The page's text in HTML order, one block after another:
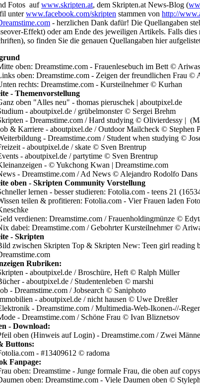
Fotos aufwww.skripten.at, dem Skripten.at News-Blog (
unterwww.facebook.com/skripten stammen von http://
- herzlichen Dank dafür! Die Quellangaben
Effekt) oder am Ende des jeweiligen Artikels. Falls
so finden Sie die genauen Quellangaben hier
oben: Dreamstime.com - Frauenlesebuch im Bett ©
oben: Dreamstime.com - Zeigen der freundlichen Frau ©
rechts: Dreamstime.com - Kursteilnehmer © Kurhan
- Themenvorstellung
oben "Alles neu" - thomas pieruschek | aboutpixel.de
- aboutpixel.de / grübelmonster © Sergei Brehm
- Dreamstime.com / Hard studying © Olivierdessy |
& Karriere - aboutpixel.de / Outdoor Mailcheck © Stephen
- Dreamstime.com / Student when studying ©
- aboutpixel.de / skate © Sven Brentrup
- aboutpixel.de / partytime © Sven Brentrup
- © Yukchong Kwan | Dreamstime.com
- Dreamstime.com / Ad News © Alejandro Rodolfo Dans
oben - Skripten Community Vorstellung
lernen - besser studieren: Fotolia.com - teens 21
teilen & profitieren: Fotolia.com - Vier Frauen laden
verdienen: Dreamstime.com / Frauenholdingmünze ©
dabei: Dreamstime.com / Gebohrter Kursteilnehmer ©
- Skripten
zwischen Skripten Top & Skripten New: Teen girl reading
Rubriken:
- aboutpixel.de / Broschüre, Heft © Ralph Müller
- aboutpixel.de / Studentenleben © marshi
- Dreamstime.com / Jobsearch © Saniphoto
- aboutpixel.de / nicht hausen © Uwe Dreßler
- Dreamstime.com / Multimedia-Web-Ikonen-//-
- Dreamstime.com / Schöne Frau © Ivan Bliznetsov
- Download:
oben (Hinweis auf Login) - Dreamstime.com / Zwei
Buttons:
- #13409612 © radoma
Fanpage:
oben: Dreamstime - Junge formale Frau, die oben auf
oben: Dreamstime.com - Viele Daumen oben ©